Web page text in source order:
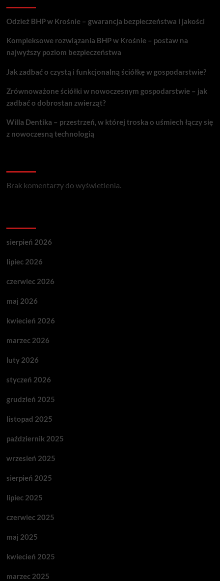
Odzież BHP w Krośnie – gwarancja bezpieczeństwa i jakości
Kompleksowe rozwiązania BHP w Krośnie – postaw na
najwyższy poziom bezpieczeństwa
Jak zadbać o czystą i funkcjonalną ściółkę w gospodarstwie?
Zrównoważone ściółki w nowoczesnym gospodarstwie – jak
zadbać o dobrostan zwierząt?
Willa Dentika – przestrzeń, w której troska o uśmiech łączy się
z nowoczesną technologią
Brak komentarzy do wyświetlenia.
sierpień 2026
lipiec 2026
czerwiec 2026
maj 2026
kwiecień 2026
marzec 2026
luty 2026
styczeń 2026
grudzień 2025
listopad 2025
październik 2025
wrzesień 2025
sierpień 2025
lipiec 2025
czerwiec 2025
maj 2025
kwiecień 2025
marzec 2025